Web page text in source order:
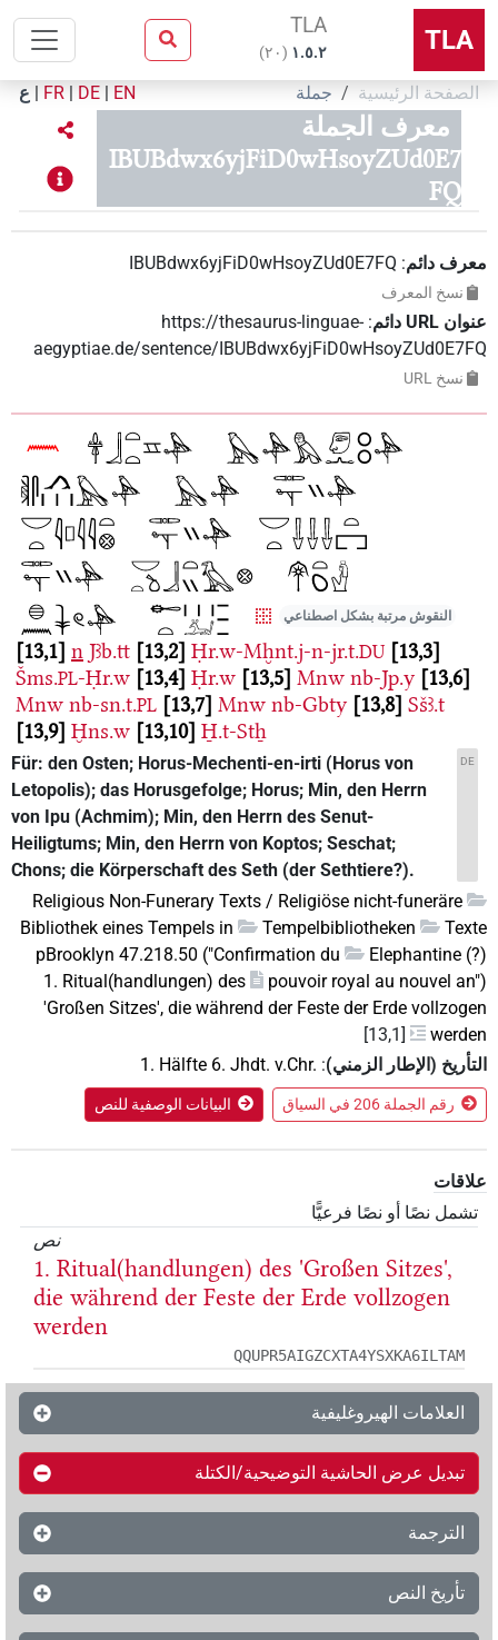
TLA
TLA
۱.٥.٢ (٢٠)
الصفحة الرئيسية جملة EN
|
DE
|
FR
| ع
معرف الجملة
IBUBdwx6yjFiD0wHsoyZUd0E7
FQ
معرف دائم:
IBUBdwx6yjFiD0wHsoyZUd0E7FQ
نسخ المعرف
عنوان‏ ‏URL‏ دائم :
https://thesaurus-linguae-
aegyptiae.de/sentence/IBUBdwx6yjFiD0wHsoyZUd0E7FQ
نسخ‏ ‏URL
النقوش مرتبة بشكل اصطناعي
13,1 n Jꜣb.tt 13,2 Ḥr.w-Mḫnt.j-n-jr.t.DU
13,3
Šms.PL-Ḥr.w 13,4 Ḥr.w 13,5 Mnw nb-Jp.y 13,6
Mnw nb-sn.t.PL 13,7 Mnw nb-Gbty 13,8 Sšꜣ.t
13,9 Ḫns.w 13,10 H̱.t-Stẖ
DE
Für: den Osten; Horus-Mechenti-en-irti (Horus von
Letopolis); das Horusgefolge; Horus; Min, den Herrn
von Ipu (Achmim); Min, den Herrn des Senut-
Heiligtums; Min, den Herrn von Koptos; Seschat;
Chons; die Körperschaft des Seth (der Sethtiere?).
Religious Non-Funerary Texts / Religiöse nicht-funeräre
Texte
Tempelbibliotheken
Bibliothek eines Tempels in
Elephantine (?)
pBrooklyn 47.218.50 ("Confirmation du
pouvoir royal au nouvel an")
1. Ritual(handlungen) des
'Großen Sitzes', die während der Feste der Erde vollzogen
werden
[13,1]
التأريخ (الإطار الزمني):
1. Hälfte 6. Jhdt. v.Chr.
رقم الجملة 206 في السياق البيانات الوصفية للنص
علاقات
تشمل نصًا أو نصًا فرعيًّا
نص
1. Ritual(handlungen) des 'Großen Sitzes',
die während der Feste der Erde vollzogen
werden
QQUPR5AIGZCXTA4YSXKA6ILTAM
العلامات الهيروغليفية
تبديل عرض الحاشية التوضيحية/الكتلة
الترجمة
تأريخ النص